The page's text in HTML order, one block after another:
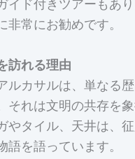
イド付きツアーもあ
非常にお勧めです。
訪れる理由
ルカサルは、単なる
それは文明の共存を
やタイル、天井は、
語を語っています。